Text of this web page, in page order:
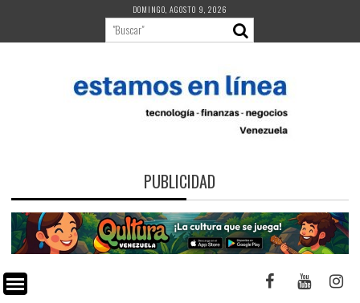
contenido
DOMINGO, AGOSTO 9, 2026
PUBLICIDAD